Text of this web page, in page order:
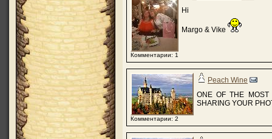
Комментарии: 1
Hi
Margo & Vike
Комментарии: 2
Peach Wine
ONE OF THE MOST
SHARING YOUR